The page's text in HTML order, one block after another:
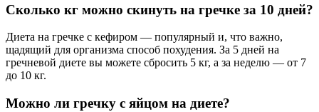
Сколько кг можно скинуть на гречке за 10 дней?
Диета на гречке с кефиром — популярный и, что важно,
щадящий для организма способ похудения. За 5 дней на
гречневой диете вы можете сбросить 5 кг, а за неделю — от 7
до 10 кг.
Можно ли гречку с яйцом на диете?